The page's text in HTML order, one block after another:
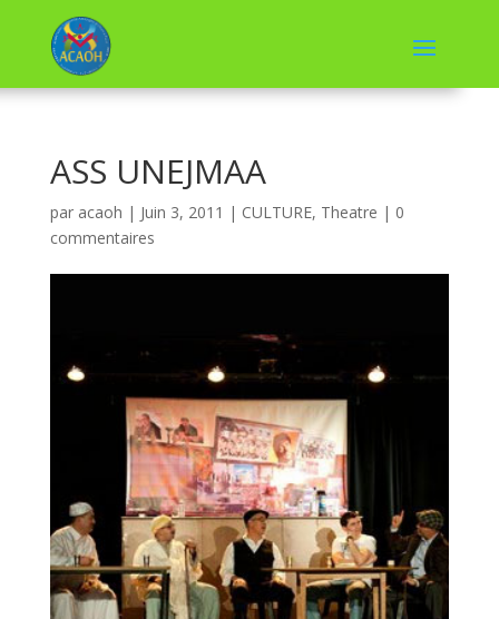
ASS UNEJMAA
par acaoh | Juin 3, 2011 | CULTURE, Theatre | 0
commentaires